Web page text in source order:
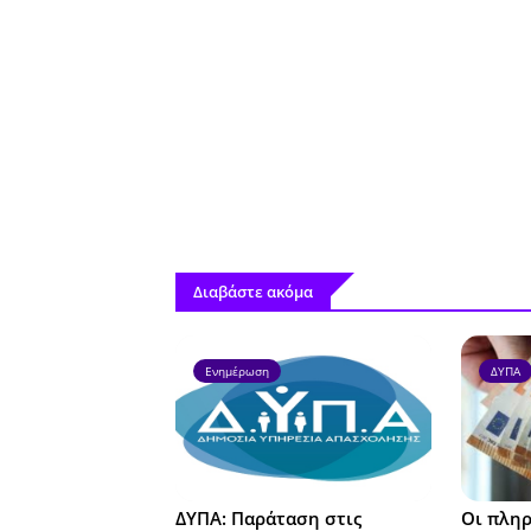
Διαβάστε ακόμα
Ενημέρωση
ΔΥΠΑ: Παράταση στις
ΔΥΠΑ
Οι